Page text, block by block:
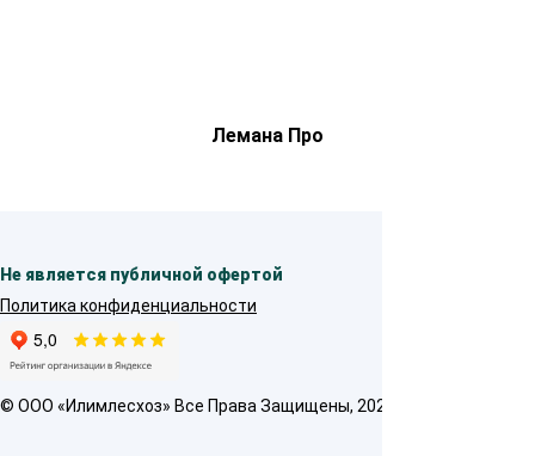
Лемана Про
Не является публичной офертой
Политика конфиденциальности
© OOO «Илимлесхоз» Все Права Защищены, 2026